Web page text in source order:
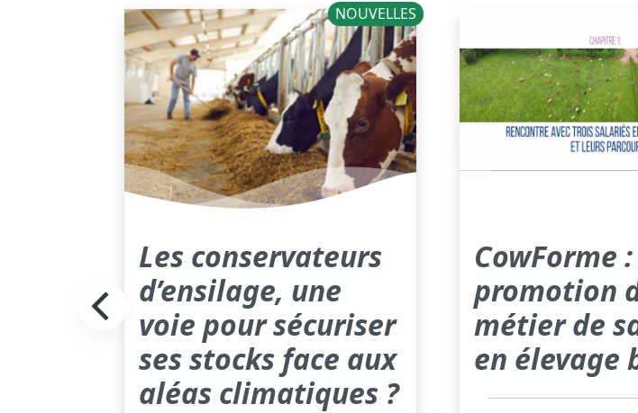
NOUVELLES
Les conservateurs
d’ensilage, une
voie pour sécuriser
ses stocks face aux
aléas climatiques ?
CowForme
promotion
métier de
en élevage